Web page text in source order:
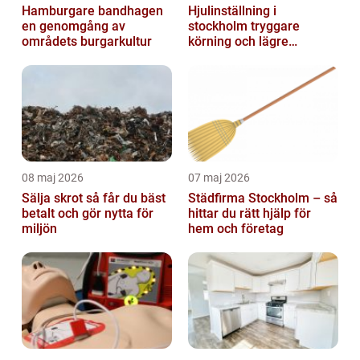
Hamburgare bandhagen
en genomgång av
områdets burgarkultur
Hjulinställning i
stockholm tryggare
körning och lägre
08 maj 2026
Sälja skrot så får du bäst
betalt och gör nytta för
miljön
07 maj 2026
Städfirma Stockholm – så
hittar du rätt hjälp för
hem och företag